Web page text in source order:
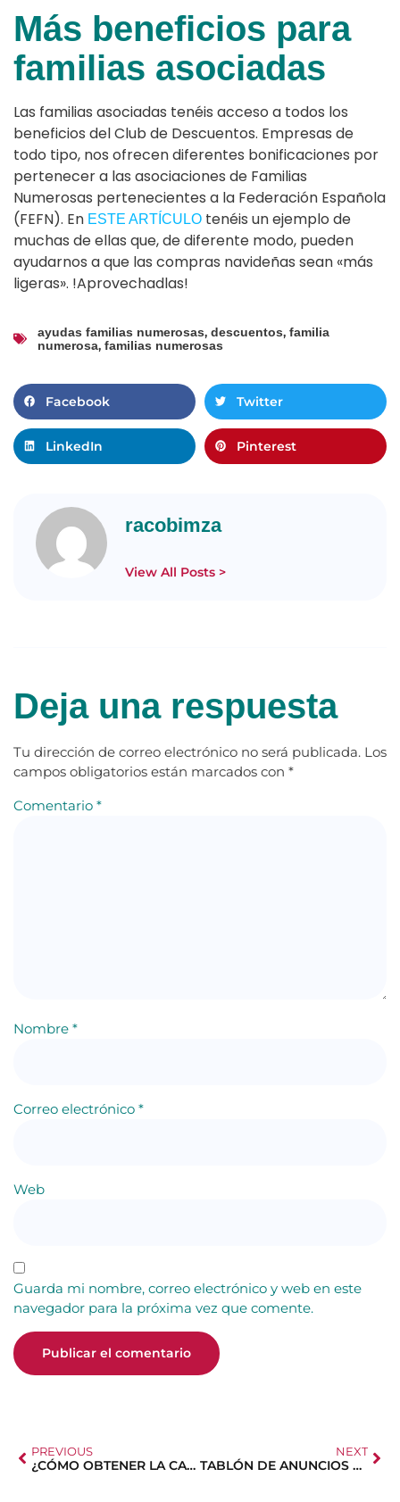
Más beneficios para
familias asociadas
Las familias asociadas tenéis acceso a todos los
beneficios del Club de Descuentos. Empresas de
todo tipo, nos ofrecen diferentes bonificaciones por
pertenecer a las asociaciones de Familias
Numerosas pertenecientes a la Federación Española
(FEFN). En ESTE ARTÍCULO tenéis un ejemplo de
muchas de ellas que, de diferente modo, pueden
ayudarnos a que las compras navideñas sean «más
ligeras». !Aprovechadlas!
ayudas familias numerosas, descuentos, familia
numerosa, familias numerosas
Facebook Twitter
LinkedIn Pinterest
racobimza
View All Posts >
Deja una respuesta
Tu dirección de correo electrónico no será publicada. Los
campos obligatorios están marcados con *
Comentario *
Nombre *
Correo electrónico *
Web
Guarda mi nombre, correo electrónico y web en este
navegador para la próxima vez que comente.
PREVIOUS
¿CÓMO OBTENER LA CATEGORÍA ESPECIAL?
NEXT
TABLÓN DE ANUNCIOS Y AVISOS